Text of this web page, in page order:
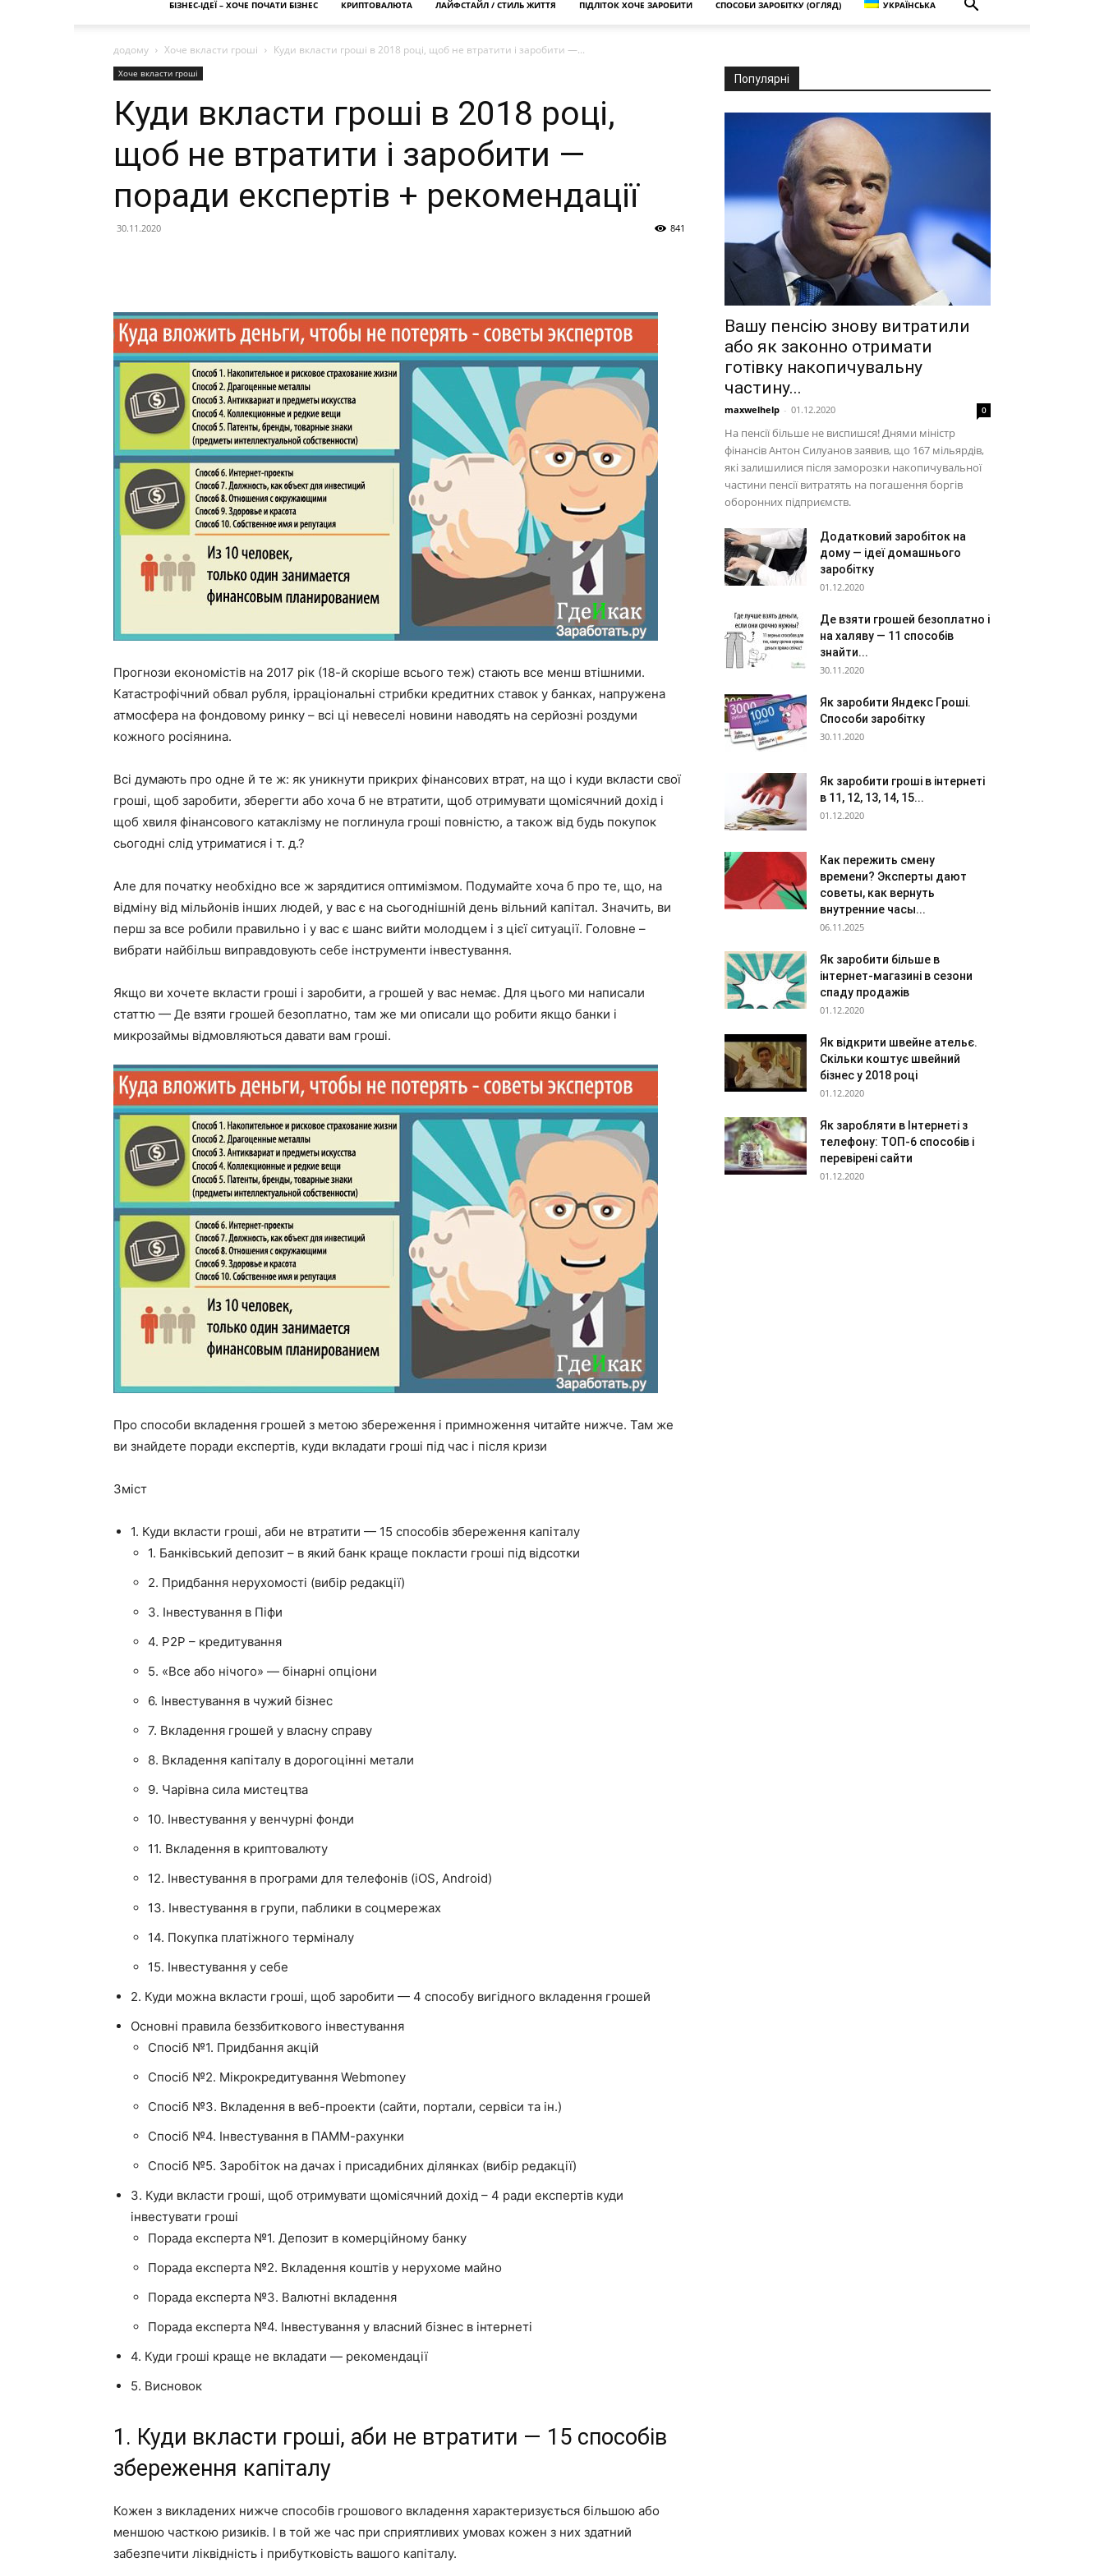
БІЗНЕС-ІДЕЇ – ХОЧЕ ПОЧАТИ БІЗНЕС КРИПТОВАЛЮТА ЛАЙФСТАЙЛ / СТИЛЬ ЖИТТЯ ПІДЛІТОК ХОЧЕ ЗАРОБИТИ СПОСОБИ ЗАРОБІТКУ (ОГЛЯД) УКРАЇНСЬКА
додому Хоче вкласти гроші Куди вкласти гроші в 2018 році, щоб не втратити і заробити —...
Хоче вкласти гроші
Куди вкласти гроші в 2018 році,
щоб не втратити і заробити —
поради експертів + рекомендації
30.11.2020 841
Прогнози економістів на 2017 рік (18-й скоріше всього теж) стають все менш втішними.
Катастрофічний обвал рубля, ірраціональні стрибки кредитних ставок у банках, напружена
атмосфера на фондовому ринку – всі ці невеселі новини наводять на серйозні роздуми
кожного росіянина.
Всі думають про одне й те ж: як уникнути прикрих фінансових втрат, на що і куди вкласти свої
гроші, щоб заробити, зберегти або хоча б не втратити, щоб отримувати щомісячний дохід і
щоб хвиля фінансового катаклізму не поглинула гроші повністю, а також від будь покупок
сьогодні слід утриматися і т. д.?
Але для початку необхідно все ж зарядитися оптимізмом. Подумайте хоча б про те, що, на
відміну від мільйонів інших людей, у вас є на сьогоднішній день вільний капітал. Значить, ви
перш за все робили правильно і у вас є шанс вийти молодцем і з цієї ситуації. Головне –
вибрати найбільш виправдовують себе інструменти інвестування.
Якщо ви хочете вкласти гроші і заробити, а грошей у вас немає. Для цього ми написали
статтю — Де взяти грошей безоплатно, там же ми описали що робити якщо банки і
микрозаймы відмовляються давати вам гроші.
Про способи вкладення грошей з метою збереження і примноження читайте нижче. Там же
ви знайдете поради експертів, куди вкладати гроші під час і після кризи
Зміст
1. Куди вкласти гроші, аби не втратити — 15 способів збереження капіталу
1. Банківський депозит – в який банк краще покласти гроші під відсотки
2. Придбання нерухомості (вибір редакції)
3. Інвестування в Піфи
4. P2P – кредитування
5. «Все або нічого» — бінарні опціони
6. Інвестування в чужий бізнес
7. Вкладення грошей у власну справу
8. Вкладення капіталу в дорогоцінні метали
9. Чарівна сила мистецтва
10. Інвестування у венчурні фонди
11. Вкладення в криптовалюту
12. Інвестування в програми для телефонів (iOS, Android)
13. Інвестування в групи, паблики в соцмережах
14. Покупка платіжного терміналу
15. Інвестування у себе
2. Куди можна вкласти гроші, щоб заробити — 4 способу вигідного вкладення грошей
Основні правила беззбиткового інвестування
Спосіб №1. Придбання акцій
Спосіб №2. Мікрокредитування Webmoney
Спосіб №3. Вкладення в веб-проекти (сайти, портали, сервіси та ін.)
Спосіб №4. Інвестування в ПАММ-рахунки
Спосіб №5. Заробіток на дачах і присадибних ділянках (вибір редакції)
3. Куди вкласти гроші, щоб отримувати щомісячний дохід – 4 ради експертів куди
інвестувати гроші
Порада експерта №1. Депозит в комерційному банку
Порада експерта №2. Вкладення коштів у нерухоме майно
Порада експерта №3. Валютні вкладення
Порада експерта №4. Інвестування у власний бізнес в інтернеті
4. Куди гроші краще не вкладати — рекомендації
5. Висновок
1. Куди вкласти гроші, аби не втратити — 15 способів
збереження капіталу
Кожен з викладених нижче способів грошового вкладення характеризується більшою або
меншою часткою ризиків. І в той же час при сприятливих умовах кожен з них здатний
забезпечити ліквідність і прибутковість вашого капіталу.
Популярні
Вашу пенсію знову витратили
або як законно отримати
готівку накопичувальну
частину...
maxwelhelp - 01.12.2020 0
На пенсії більше не виспишся! Днями міністр
фінансів Антон Силуанов заявив, що 167 мільярдів,
які залишилися після заморозки накопичувальної
частини пенсії витратять на погашення боргів
оборонних підприємств.
Додатковий заробіток на
дому — ідеї домашнього
заробітку
01.12.2020
Де взяти грошей безоплатно і
на халяву — 11 способів
знайти...
30.11.2020
Як заробити Яндекс Гроші.
Способи заробітку
30.11.2020
Як заробити гроші в інтернеті
в 11, 12, 13, 14, 15...
01.12.2020
Как пережить смену
времени? Эксперты дают
советы, как вернуть
внутренние часы...
06.11.2025
Як заробити більше в
інтернет-магазині в сезони
спаду продажів
01.12.2020
Як відкрити швейне ательє.
Скільки коштує швейний
бізнес у 2018 році
01.12.2020
Як заробляти в Інтернеті з
телефону: ТОП-6 способів і
перевірені сайти
01.12.2020